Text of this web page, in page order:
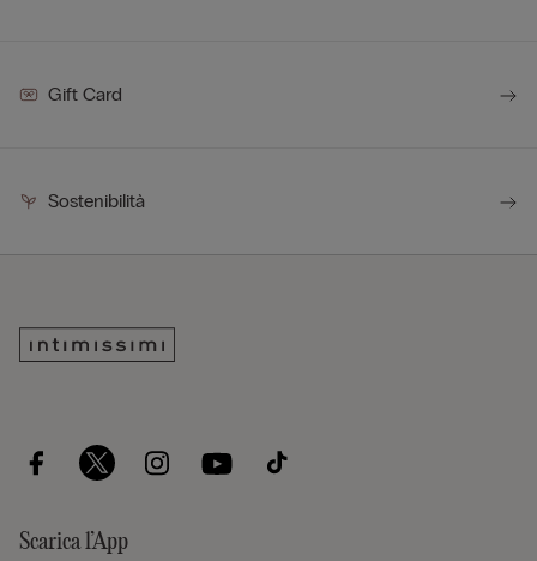
Gift Card
Sostenibilità
Scarica l’App